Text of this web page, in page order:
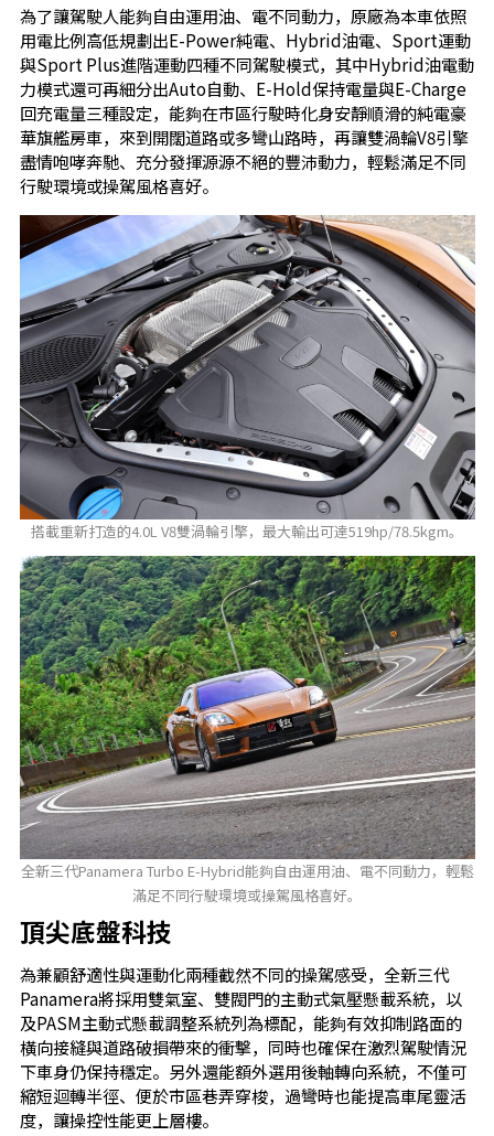
為了讓駕駛人能夠自由運用油、電不同動力，原廠為本車依照
用電比例高低規劃出E-Power純電、Hybrid油電、Sport運動
與Sport Plus進階運動四種不同駕駛模式，其中Hybrid油電動
力模式還可再細分出Auto自動、E-Hold保持電量與E-Charge
回充電量三種設定，能夠在市區行駛時化身安靜順滑的純電豪
華旗艦房車，來到開闊道路或多彎山路時，再讓雙渦輪V8引擎
盡情咆哮奔馳、充分發揮源源不絕的豐沛動力，輕鬆滿足不同
行駛環境或操駕風格喜好。
搭載重新打造的4.0L V8雙渦輪引擎，最大輸出可達519hp/78.5kgm。
全新三代Panamera Turbo E-Hybrid能夠自由運用油、電不同動力，輕鬆
滿足不同行駛環境或操駕風格喜好。
頂尖底盤科技
為兼顧舒適性與運動化兩種截然不同的操駕感受，全新三代
Panamera將採用雙氣室、雙閥門的主動式氣壓懸載系統，以
及PASM主動式懸載調整系統列為標配，能夠有效抑制路面的
橫向接縫與道路破損帶來的衝擊，同時也確保在激烈駕駛情況
下車身仍保持穩定。另外還能額外選用後軸轉向系統，不僅可
縮短迴轉半徑、便於市區巷弄穿梭，過彎時也能提高車尾靈活
度，讓操控性能更上層樓。